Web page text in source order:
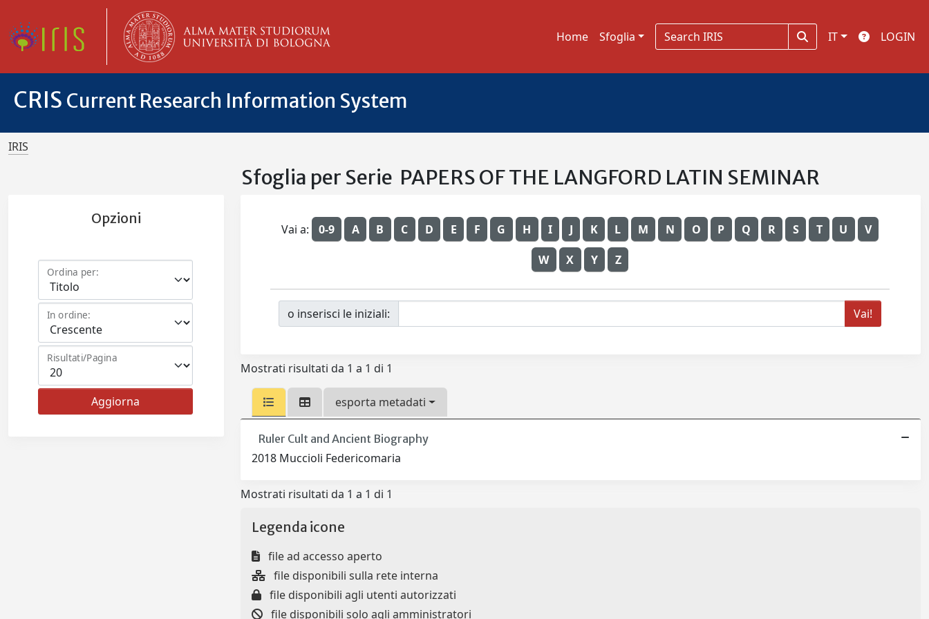
Home Sfoglia IT LOGIN
CRIS Current Research Information System
IRIS
Sfoglia per Serie PAPERS OF THE LANGFORD LATIN SEMINAR
Opzioni
Ordina per:
In ordine:
Risultati/Pagina
Vai a: 0-9 A B C D E F G H I J K L M N O P Q R S T U V
W X Y Z
o inserisci le iniziali:
Mostrati risultati da 1 a 1 di 1
esporta metadati
Ruler Cult and Ancient Biography
2018 Muccioli Federicomaria
Mostrati risultati da 1 a 1 di 1
Legenda icone
file ad accesso aperto
file disponibili sulla rete interna
file disponibili agli utenti autorizzati
file disponibili solo agli amministratori